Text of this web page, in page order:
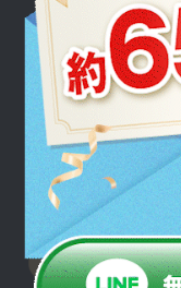
亀頭増大
亀頭増大と
亀頭増大は
包茎手術と